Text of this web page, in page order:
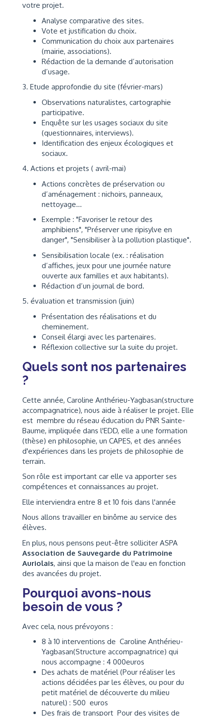
votre projet.
Analyse comparative des sites.
Vote et justification du choix.
Communication du choix aux partenaires
(mairie, associations).
Rédaction de la demande d’autorisation
d’usage.
3. Etude approfondie du site (février-mars)
Observations naturalistes, cartographie
participative.
Enquête sur les usages sociaux du site
(questionnaires, interviews).
Identification des enjeux écologiques et
sociaux.
4. Actions et projets ( avril-mai)
Actions concrètes de préservation ou
d’aménagement : nichoirs, panneaux,
nettoyage…
Exemple : "Favoriser le retour des
amphibiens", "Préserver une ripisylve en
danger", "Sensibiliser à la pollution plastique".
Sensibilisation locale (ex. : réalisation
d’affiches, jeux pour une journée nature
ouverte aux familles et aux habitants).
Rédaction d’un journal de bord.
5. évaluation et transmission (juin)
Présentation des réalisations et du
cheminement.
Conseil élargi avec les partenaires.
Réflexion collective sur la suite du projet.
Quels sont nos partenaires
?
Cette année, Caroline Anthérieu-Yagbasan(structure
accompagnatrice), nous aide à réaliser le projet. Elle
est membre du réseau éducation du PNR Sainte-
Baume, impliquée dans l'EDD, elle a une formation
(thèse) en philosophie, un CAPES, et des années
d'expériences dans les projets de philosophie de
terrain.
Son rôle est important car elle va apporter ses
compétences et connaissances au projet.
Elle interviendra entre 8 et 10 fois dans l'année
Nous allons travailler en binôme au service des
élèves.
En plus, nous pensons peut-être solliciter ASPA
Association de Sauvegarde du Patrimoine
Auriolais, ainsi que la maison de l'eau en fonction
des avancées du projet.
Pourquoi avons-nous
besoin de vous ?
Avec cela, nous prévoyons :
8 à 10 interventions de Caroline Anthérieu-
Yagbasan(Structure accompagnatrice) qui
nous accompagne : 4 000euros
Des achats de matériel (Pour réaliser les
actions décidées par les élèves, ou pour du
petit matériel de découverte du milieu
naturel) : 500 euros
Des frais de transport Pour des visites de